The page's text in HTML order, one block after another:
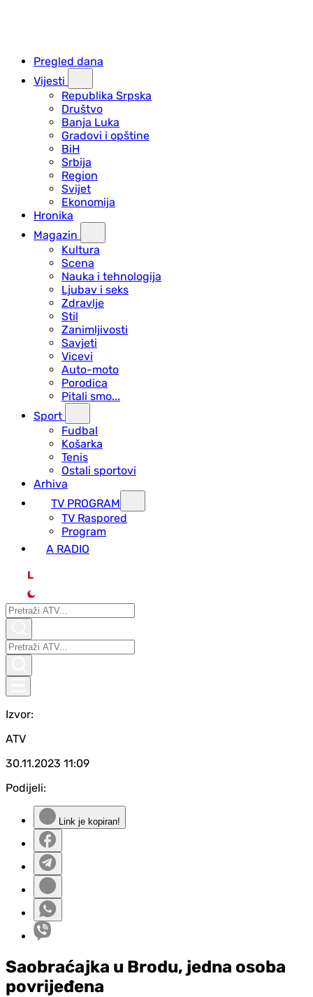
Pregled dana
Vijesti
Republika Srpska
Društvo
Banja Luka
Gradovi i opštine
BiH
Srbija
Region
Svijet
Ekonomija
Hronika
Magazin
Kultura
Scena
Nauka i tehnologija
Ljubav i seks
Zdravlje
Stil
Zanimljivosti
Savjeti
Vicevi
Auto-moto
Porodica
Pitali smo...
Sport
Fudbal
Košarka
Tenis
Ostali sportovi
Arhiva
TV PROGRAM
ТV Raspored
Program
A RADIO
L
Izvor:
ATV
30.11.2023 11:09
Podijeli:
Link je kopiran!
Saobraćajka u Brodu, jedna osoba
povrijeđena